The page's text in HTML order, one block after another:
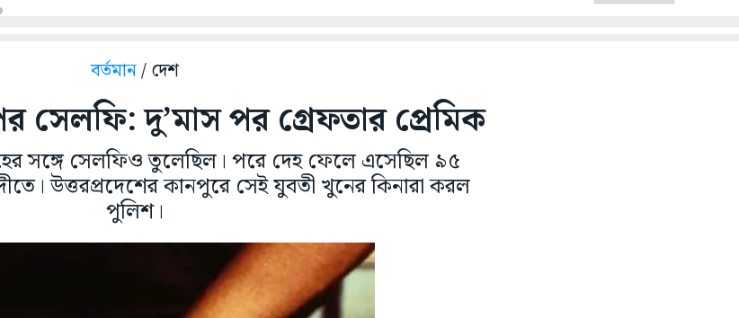
বর্তমান/ দেশ
সেলফি: দু’মাস পর গ্রেফতার প্রেমিক
সঙ্গে সেলফিও তুলেছিল। পরে দেহ ফেলে এসেছিল ৯৫
উত্তরপ্রদেশের কানপুরে সেই যুবতী খুনের কিনারা করল
পুলিশ।